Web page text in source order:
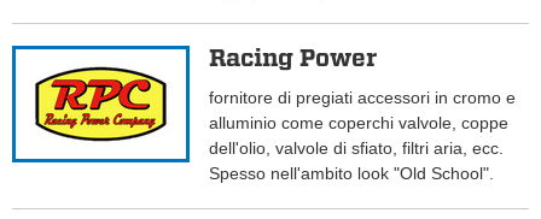
Racing Power
fornitore di pregiati accessori in cromo e
alluminio come coperchi valvole, coppe
dell'olio, valvole di sfiato, filtri aria, ecc.
Spesso nell'ambito look "Old School".